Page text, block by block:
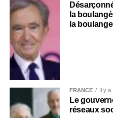
la
la
FRANCE Il y
Le
réseaux